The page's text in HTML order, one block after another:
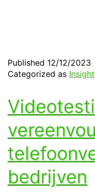
Published 12/12/2023
Categorized as Insight
bedrijven